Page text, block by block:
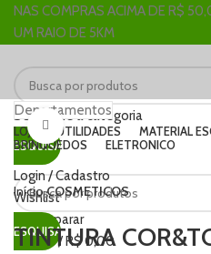
NAS COMPRAS ACIMA DE R$
UM RAIO DE 5KM
Selecione a categoria
PESQUISAR
Login / Cadastro
Wishlist
Comparar
0itens /R$0,00
Departamentos
LOJA UTILIDADES MATERIAL
BRINQUEDOS
ELETRONICO
PESQUISAR
Clique para ampliar
InícioCOSMETICOS
TINTURA